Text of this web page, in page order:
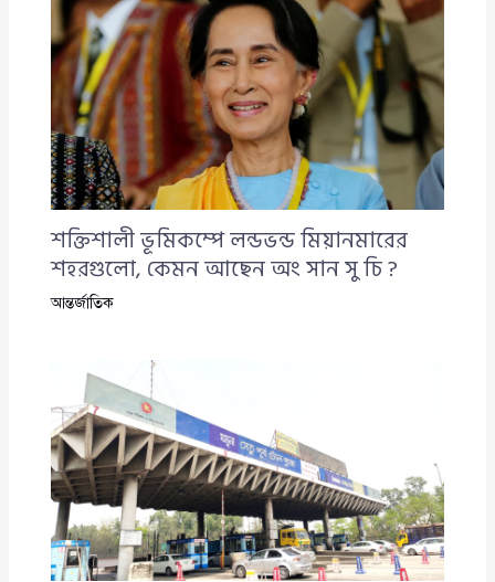
শক্তিশালী ভূমিকম্পে লন্ডভন্ড মিয়ানমারের
শহরগুলো, কেমন আছেন অং সান সু চি ?
আন্তর্জাতিক